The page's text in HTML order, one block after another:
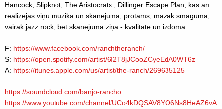
Hancock, Slipknot, The Aristocrats , Dillinger Escape Plan, kas arī
realizējas viņu mūzikā un skanējumā, protams, mazāk smaguma,
vairāk jazz rock, bet skanējuma ziņā - kvalitāte un izdoma.
F: https://www.facebook.com/ranchtheranch/
S: https://open.spotify.com/artist/6I2T8jJCooZCyeEdA0WT6z
A: https://itunes.apple.com/us/artist/the-ranch/269635125
https://soundcloud.com/banjo-rancho
https://www.youtube.com/channel/UCo4kDQSAV8YO6Ns8HeAZ6vA